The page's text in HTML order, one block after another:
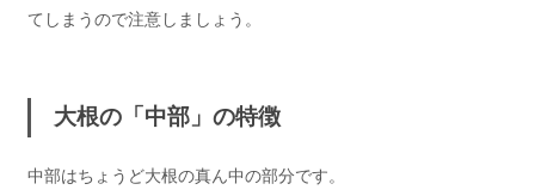
てしまうので注意しましょう。
大根の「中部」の特徴
中部はちょうど大根の真ん中の部分です。